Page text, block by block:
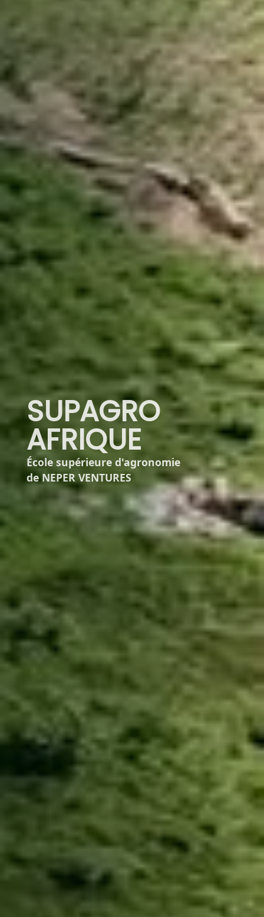
SUPAGRO
AFRIQUE
École supérieure d'agronomie
de NEPER VENTURES